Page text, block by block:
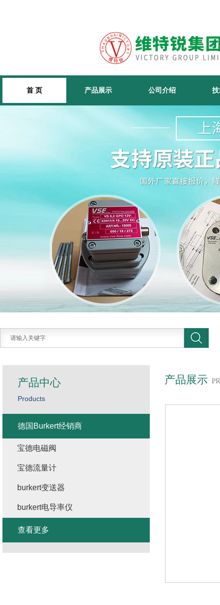
首 页 产品展示 公司介绍
产品展示
产品中心
Products
德国Burkert经销商
宝德电磁阀
宝德流量计
burkert变送器
burkert电导率仪
查看更多